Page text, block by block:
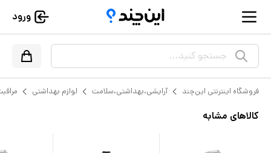
ورود
جستجو کنید...
فروشگاه اینترنتی این‌چند آرایشی،بهداشتی،سلامت لوازم بهداشتی
کالاهای مشابه